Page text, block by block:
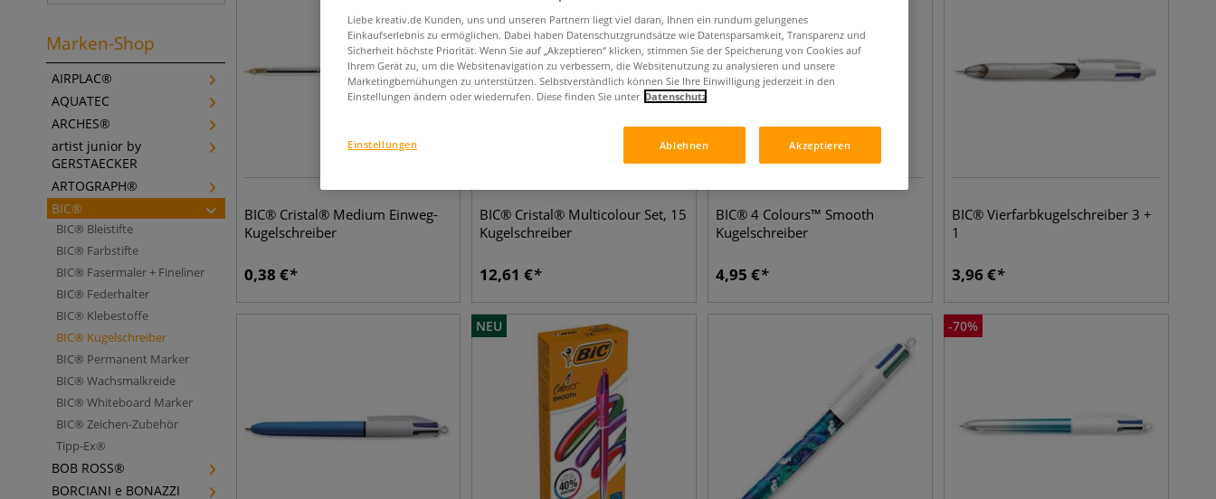
Marken-Shop
AIRPLAC®
AQUATEC
ARCHES®
artist junior by
GERSTAECKER
ARTOGRAPH®
BIC®
BIC® Bleistifte
BIC® Farbstifte
BIC® Fasermaler + Fineliner
BIC® Federhalter
BIC® Klebestoffe
BIC® Kugelschreiber
BIC® Permanent Marker
BIC® Wachsmalkreide
BIC® Whiteboard Marker
BIC® Zeichen-Zubehör
Tipp-Ex®
BOB ROSS®
BORCIANI e BONAZZI
BIC® Cristal® Medium Einweg-
Kugelschreiber
0,38 €
BIC® Cristal® Multicolour Set, 15
Kugelschreiber
12,61 €
BIC® 4 Colours™ Smooth
Kugelschreiber
4,95 €
BIC® Vierfarbkugelschreiber 3 +
1
3,96 €
NEU -70%
Liebe kreativ.de Kunden, uns und unseren Partnern liegt viel daran, Ihnen ein rundum gelungenes
Einkaufserlebnis zu ermöglichen. Dabei haben Datenschutzgrundsätze wie Datensparsamkeit, Transparenz und
Sicherheit höchste Priorität. Wenn Sie auf „Akzeptieren“ klicken, stimmen Sie der Speicherung von Cookies auf
Ihrem Gerät zu, um die Websitenavigation zu verbessern, die Websitenutzung zu analysieren und unsere
Marketingbemühungen zu unterstützen. Selbstverständlich können Sie Ihre Einwilligung jederzeit in den
Einstellungen ändern oder wiederrufen. Diese finden Sie unter Datenschutz
Ablehnen Akzeptieren
Einstellungen